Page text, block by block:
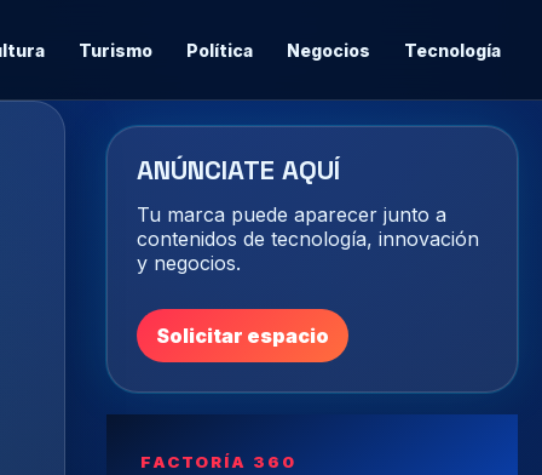
Turismo Política Negocios Tecnología
ANÚNCIATE AQUÍ
Tu marca puede aparecer junto a
contenidos de tecnología, innovación
y negocios.
Solicitar espacio
FACTORÍA 360